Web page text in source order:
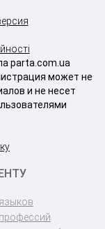
parta.com.ua
может не
и не несет